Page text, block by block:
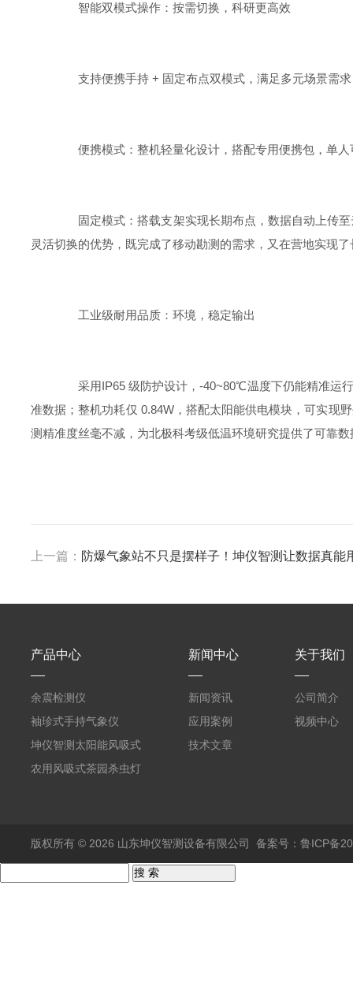
智能双模式操作：按需切换，科研更高效
支持便携手持 + 固定布点双模式，满足多元场景需求
便携模式：整机轻量化设计，搭配专用便携包，单人
固定模式：搭载支架实现长期布点，数据自动上传至
灵活切换的优势，既完成了移动勘测的需求，又在营地实现
工业级耐用品质：环境，稳定输出
采用IP65 级防护设计，-40~80℃温度下仍能精准运行
准数据；整机功耗仅 0.84W，搭配太阳能供电模块，可实现
测精准度丝毫不减，为北极科考级低温环境研究提供了可靠数
上一篇： 防爆气象站不只是摆样子！坤仪智测让数据真能
产品中心
余震检测仪
袖珍式手持气象仪
坤仪智测太阳能风吸式
杀虫灯
农用风吸式茶园杀虫灯
新闻中心
新闻资讯
应用案例
技术文章
关于我们
公司简介
视频中心
版权所有 © 2026 山东坤仪智测设备有限公司 备案号：鲁ICP备